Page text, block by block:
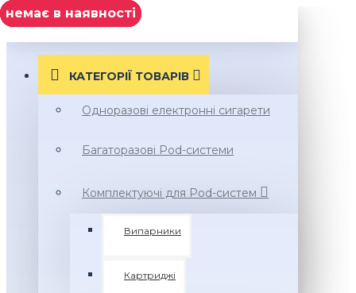
МЕНЮ
КАТЕГОРІЇ ТОВАРIВ
Одноразові електронні сигарети
Багаторазові Pod-системи
Комплектуючі для Pod-систем
Випарники
Картриджі
немає в наявності
Нет в наличии
немає в наявності
немає в наявності
немає в наявності
немає в наявності